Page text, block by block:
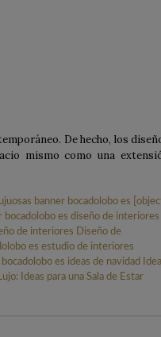
De hecho, los
mismo como una